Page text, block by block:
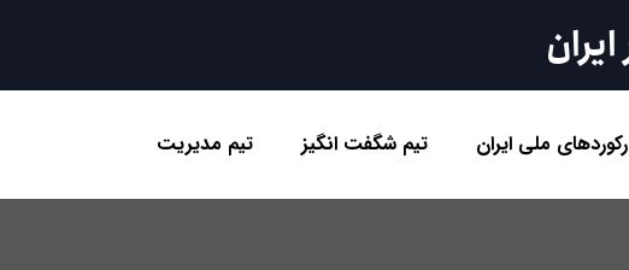
ملی ایران تیم شگفت انگیز تیم مدیریت